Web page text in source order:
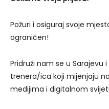
Požuri i osiguraj svoje
ograničen!
Pridruži nam se u Sarajevu
trenera/ica koji mijenjaju
medijima i digitalnom